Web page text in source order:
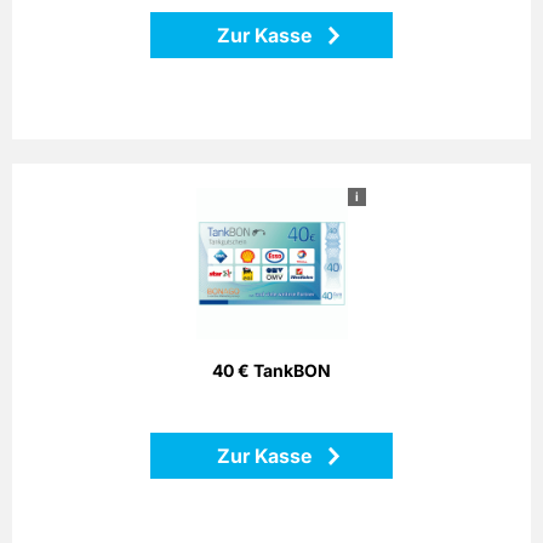
Zur Kasse
i
40 € TankBON
Zur Kasse
Bezahlen Sie einfach mit dem Bonago-Tankgutschein. Der
Bonago-Tankgutschein ist einlösbar per Telefon, Postalisch
oder Internet gegen Gutschein an zahlreichen